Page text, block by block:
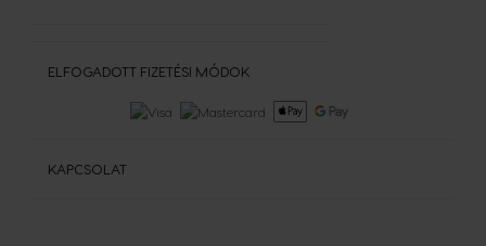
ELFOGADOTT FIZETÉSI MÓDOK
KAPCSOLAT